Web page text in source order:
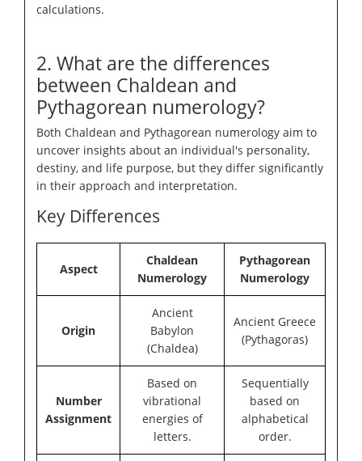
calculations.
2. What are the differences
between Chaldean and
Pythagorean numerology?
Both Chaldean and Pythagorean numerology aim to
uncover insights about an individual's personality,
destiny, and life purpose, but they differ significantly
in their approach and interpretation.
Key Differences
Aspect
Chaldean
Numerology
Pythagorean
Numerology
Origin
Ancient
Babylon
(Chaldea)
Ancient Greece
(Pythagoras)
Number
Assignment
Based on
vibrational
energies of
letters.
Sequentially
based on
alphabetical
order.